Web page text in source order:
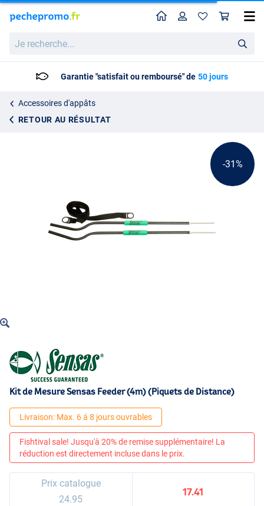
recherche...
HomeProfil
Garantie "satisfait ou remboursé" de 50 jours
Accessoires d'appâts
RETOUR AU RÉSULTAT
Kit de Mesure Sensas Feeder (4m) (Piquets de Distance)
-31%
Kit de Mesure Sensas Feeder (4m) (Piquets de Distance)
Livraison: Max. 6 á 8 jours ouvrables
Fishtival sale! Jusqu'à 20% de remise supplémentaire! La
réduction est directement incluse dans le prix.
Prix catalogue
24.95
17.41